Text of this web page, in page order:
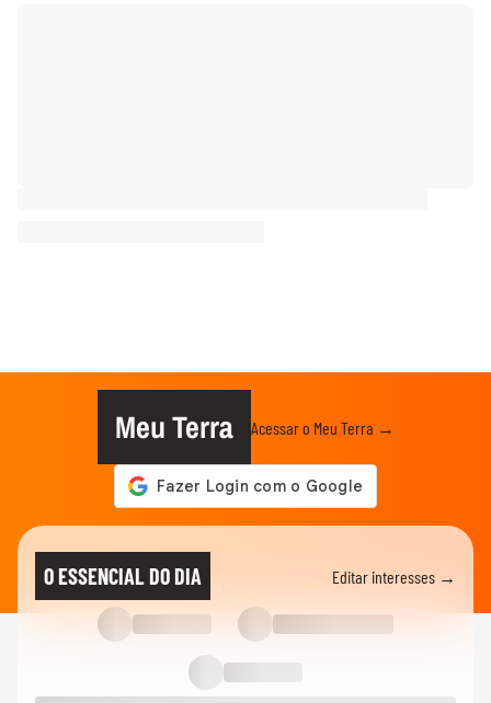
Meu Terra Acessar o Meu Terra →
O ESSENCIAL DO DIA Editar interesses →